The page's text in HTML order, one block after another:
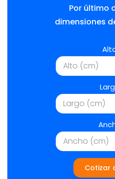
Por último
dimensiones
Cotizar